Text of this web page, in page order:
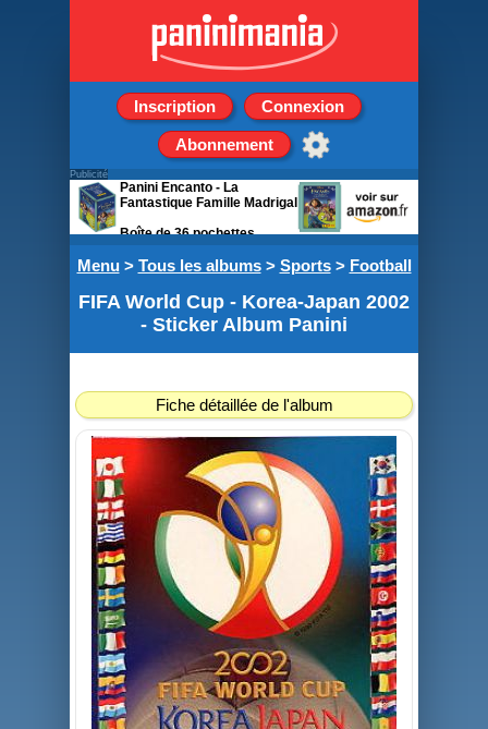
Inscription Connexion
Abonnement
Menu> Tous les albums> Sports> Football
FIFA World Cup - Korea-Japan 2002
- Sticker Album Panini
Fiche détaillée de l'album
Publicité
Panini Encanto - La
Fantastique Famille Madrigal
Boîte de 36 pochettes